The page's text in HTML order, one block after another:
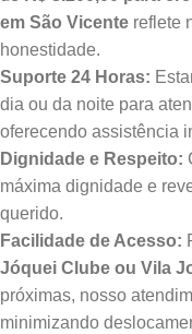
em São Vicente reflete
honestidade.
Suporte 24 Horas:
dia ou da noite para
oferecendo assistência
Dignidade e Respeito:
máxima dignidade e
querido.
Facilidade de Acesso:
Jóquei Clube ou Vila
próximas, nosso
minimizando